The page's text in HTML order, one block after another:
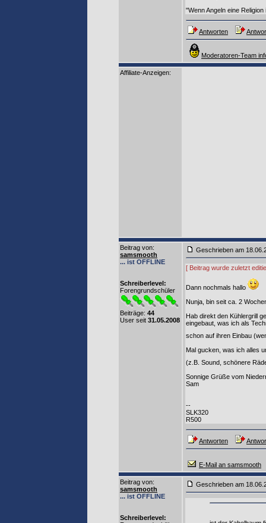
"Wenn Angeln eine
Antworten
Moderatoren-Team
Affiliate-Anzeigen:
Beitrag von:
samsmooth
... ist OFFLINE
Schreiberlevel:
Forengrundschüler
Beiträge: 44
User seit 31.05.2008
Geschrieben am
[ Beitrag wurde zuletzt
Dann nochmals hallo
Nunja, bin seit ca. 2
Hab direkt den Kühlergrill
eingebaut, was ich als
schon auf ihren Einbau
Mal gucken, was ich alles
(z.B. Sound, schönere
Sonnige Grüße vom
Sam
--
SLK320
R500
Antworten
E-Mail an samsmooth
Beitrag von:
samsmooth
... ist OFFLINE
Schreiberlevel:
Geschrieben am